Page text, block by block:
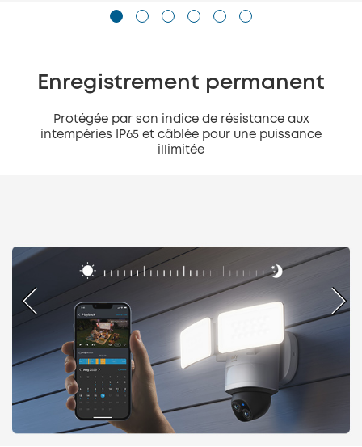
Enregistrement permanent
Protégée par son indice de résistance aux
intempéries IP65 et câblée pour une puissance
illimitée